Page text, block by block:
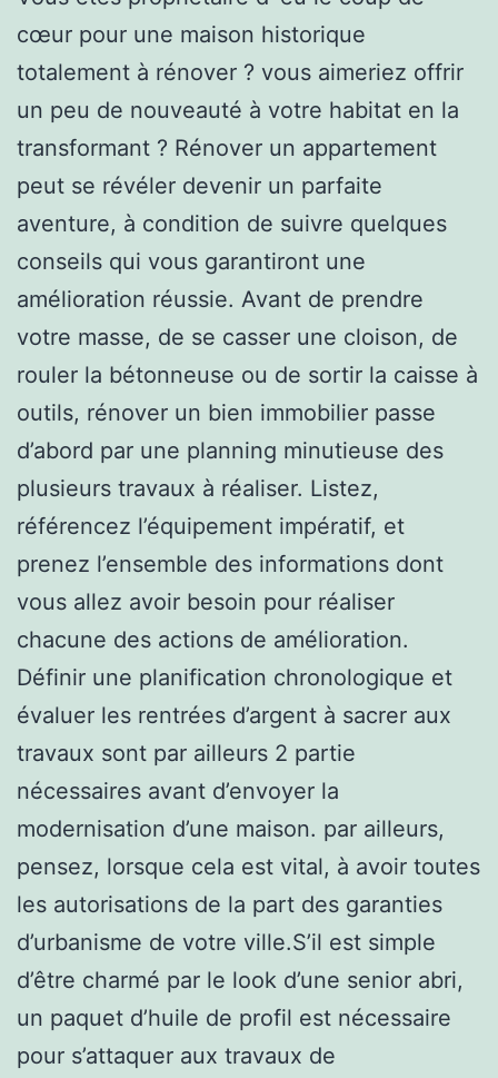
cœur pour une maison historique
totalement à rénover ? vous aimeriez offrir
un peu de nouveauté à votre habitat en la
transformant ? Rénover un appartement
peut se révéler devenir un parfaite
aventure, à condition de suivre quelques
conseils qui vous garantiront une
amélioration réussie. Avant de prendre
votre masse, de se casser une cloison, de
rouler la bétonneuse ou de sortir la caisse à
outils, rénover un bien immobilier passe
d’abord par une planning minutieuse des
plusieurs travaux à réaliser. Listez,
référencez l’équipement impératif, et
prenez l’ensemble des informations dont
vous allez avoir besoin pour réaliser
chacune des actions de amélioration.
Définir une planification chronologique et
évaluer les rentrées d’argent à sacrer aux
travaux sont par ailleurs 2 partie
nécessaires avant d’envoyer la
modernisation d’une maison. par ailleurs,
pensez, lorsque cela est vital, à avoir toutes
les autorisations de la part des garanties
d’urbanisme de votre ville.S’il est simple
d’être charmé par le look d’une senior abri,
un paquet d’huile de profil est nécessaire
pour s’attaquer aux travaux de